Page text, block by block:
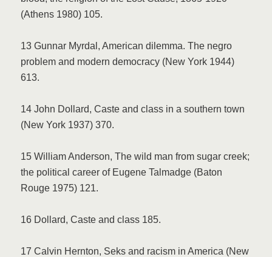
(Athens 1980) 105.
13 Gunnar Myrdal, American dilemma. The negro
problem and modern democracy (New York 1944)
613.
14 John Dollard, Caste and class in a southern town
(New York 1937) 370.
15 William Anderson, The wild man from sugar creek;
the political career of Eugene Talmadge (Baton
Rouge 1975) 121.
16 Dollard, Caste and class 185.
17 Calvin Hernton, Seks and racism in America (New